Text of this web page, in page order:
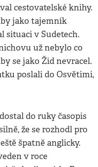
cestovatelské knihy.
jako tajemník
situaci v Sudetech.
už nebylo co
se jako Žid nevracel.
poslali do Osvětimi,
do ruky časopis
že se rozhodl pro
špatně anglicky.
v roce